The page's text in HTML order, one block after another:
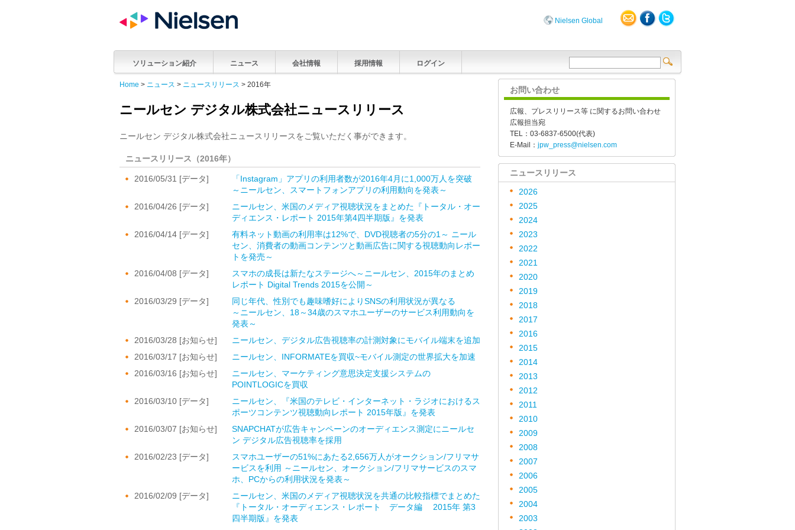
Nielsen Global
ソリューション紹介 ニュース 会社情報 採用情報 ログイン
Home > ニュース > ニュースリリース > 2016年
ニールセン デジタル株式会社ニュースリリース
ニールセン デジタル株式会社ニュースリリースをご覧いただく事ができます。
ニュースリリース（2016年）
2016/05/31 [データ]
「Instagram」アプリの利用者数が2016年4月に1,000万人を突破
～ニールセン、スマートフォンアプリの利用動向を発表～
2016/04/26 [データ]
ニールセン、米国のメディア視聴状況をまとめた『トータル・オー
ディエンス・レポート 2015年第4四半期版』を発表
2016/04/14 [データ]
有料ネット動画の利用率は12%で、DVD視聴者の5分の1～ ニール
セン、消費者の動画コンテンツと動画広告に関する視聴動向レポー
トを発売～
2016/04/08 [データ]
スマホの成長は新たなステージへ～ニールセン、2015年のまとめ
レポート Digital Trends 2015を公開～
2016/03/29 [データ]
同じ年代、性別でも趣味嗜好によりSNSの利用状況が異なる
～ニールセン、18～34歳のスマホユーザーのサービス利用動向を
発表～
2016/03/28 [お知らせ]
ニールセン、デジタル広告視聴率の計測対象にモバイル端末を追加
2016/03/17 [お知らせ]
ニールセン、INFORMATEを買収~モバイル測定の世界拡大を加速
2016/03/16 [お知らせ]
ニールセン、マーケティング意思決定支援システムの
POINTLOGICを買収
2016/03/10 [データ]
ニールセン、『米国のテレビ・インターネット・ラジオにおけるス
ポーツコンテンツ視聴動向レポート 2015年版』を発表
2016/03/07 [お知らせ]
SNAPCHATが広告キャンペーンのオーディエンス測定にニールセ
ン デジタル広告視聴率を採用
2016/02/23 [データ]
スマホユーザーの51%にあたる2,656万人がオークション/フリマサ
ービスを利用 ～ニールセン、オークション/フリマサービスのスマ
ホ、PCからの利用状況を発表～
2016/02/09 [データ]
ニールセン、米国のメディア視聴状況を共通の比較指標でまとめた
『トータル・オーディエンス・レポート データ編 2015年 第3
四半期版』を発表
お問い合わせ
広報、プレスリリース等 に関するお問い合わせ
広報担当宛
TEL：03-6837-6500(代表)
E-Mail： jpw_press@nielsen.com
ニュースリリース
2026
2025
2024
2023
2022
2021
2020
2019
2018
2017
2016
2015
2014
2013
2012
2011
2010
2009
2008
2007
2006
2005
2004
2003